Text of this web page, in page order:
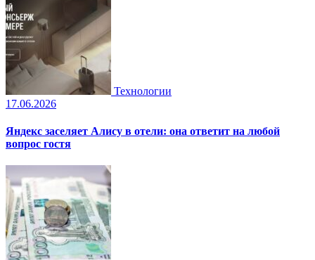
Технологии
17.06.2026
Яндекс заселяет Алису в отели: она ответит на любой
вопрос гостя